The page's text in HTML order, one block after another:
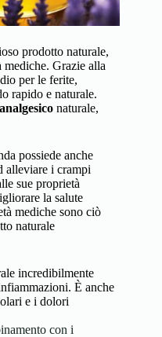
prodotto naturale,
mediche. Grazie alla
per le ferite,
rapido e naturale.
analgesico naturale,
possiede anche
alleviare i crampi
sue proprietà
la salute
mediche sono ciò
naturale
incredibilmente
È anche
e i dolori
con i